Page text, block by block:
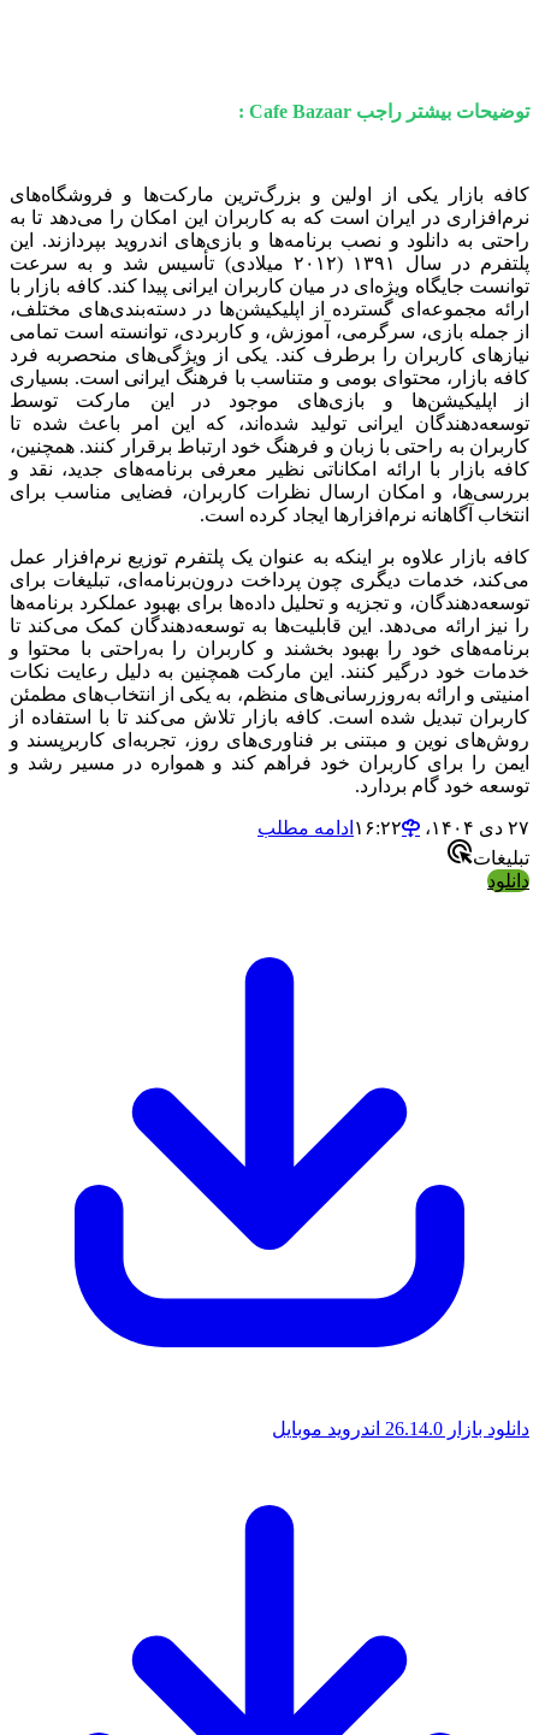
توضیحات بیشتر راجب Cafe Bazaar :
کافه بازار یکی از اولین و بزرگ‌ترین مارکت‌ها و فروشگاه‌های
نرم‌افزاری در ایران است که به کاربران این امکان را می‌دهد تا به
راحتی به دانلود و نصب برنامه‌ها و بازی‌های اندروید بپردازند. این
پلتفرم در سال ۱۳۹۱ (۲۰۱۲ میلادی) تأسیس شد و به سرعت
توانست جایگاه ویژه‌ای در میان کاربران ایرانی پیدا کند. کافه بازار با
ارائه مجموعه‌ای گسترده از اپلیکیشن‌ها در دسته‌بندی‌های مختلف،
از جمله بازی، سرگرمی، آموزش، و کاربردی، توانسته است تمامی
نیازهای کاربران را برطرف کند. یکی از ویژگی‌های منحصربه فرد
کافه بازار، محتوای بومی و متناسب با فرهنگ ایرانی است. بسیاری
از اپلیکیشن‌ها و بازی‌های موجود در این مارکت توسط
توسعه‌دهندگان ایرانی تولید شده‌اند، که این امر باعث شده تا
کاربران به راحتی با زبان و فرهنگ خود ارتباط برقرار کنند. همچنین،
کافه بازار با ارائه امکاناتی نظیر معرفی برنامه‌های جدید، نقد و
بررسی‌ها، و امکان ارسال نظرات کاربران، فضایی مناسب برای
انتخاب آگاهانه نرم‌افزارها ایجاد کرده است.
کافه بازار علاوه بر اینکه به عنوان یک پلتفرم توزیع نرم‌افزار عمل
می‌کند، خدمات دیگری چون پرداخت درون‌برنامه‌ای، تبلیغات برای
توسعه‌دهندگان، و تجزیه و تحلیل داده‌ها برای بهبود عملکرد برنامه‌ها
را نیز ارائه می‌دهد. این قابلیت‌ها به توسعه‌دهندگان کمک می‌کند تا
برنامه‌های خود را بهبود بخشند و کاربران را به‌راحتی با محتوا و
خدمات خود درگیر کنند. این مارکت همچنین به دلیل رعایت نکات
امنیتی و ارائه به‌روزرسانی‌های منظم، به یکی از انتخاب‌های مطمئن
کاربران تبدیل شده است. کافه بازار تلاش می‌کند تا با استفاده از
روش‌های نوین و مبتنی بر فناوری‌های روز، تجربه‌ای کاربرپسند و
ایمن را برای کاربران خود فراهم کند و همواره در مسیر رشد و
توسعه خود گام بردارد.
۲۷ دی ۱۴۰۴،‏ ۱۶:۲۲
ادامه مطلب
تبلیغات
دانلود
دانلود بازار 26.14.0 اندروید موبایل